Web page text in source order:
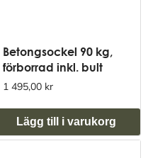
Betongsockel 90 kg,
förborrad inkl. bult
1 495,00 kr
Lägg till i varukorg